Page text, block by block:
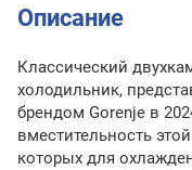
Описание
Классический
холодильник,
брендом Gorenje в
вместительность
которых для